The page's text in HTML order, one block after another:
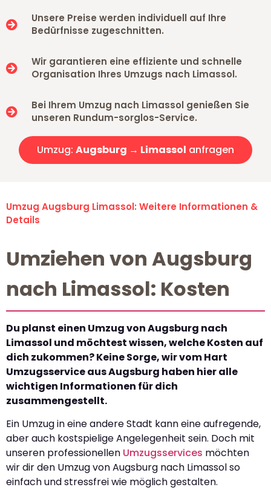
Unsere Preise werden individuell auf Ihre
Bedürfnisse zugeschnitten.
Wir garantieren eine effiziente und schnelle
Organisation Ihres Umzugs nach Limassol.
Bei Ihrem Umzug nach Limassol genießen Sie
unseren Rundum-sorglos-Service.
Umzug: Augsburg → Limassol anfragen
Umzug Augsburg Limassol: Weitere Informationen &
Details
Umziehen von Augsburg
nach Limassol: Kosten
Du planst einen Umzug von Augsburg nach
Limassol und möchtest wissen, welche Kosten auf
dich zukommen? Keine Sorge, wir vom Hart
Umzugsservice aus Augsburg haben hier alle
wichtigen Informationen für dich
zusammengestellt.
Ein Umzug in eine andere Stadt kann eine aufregende,
aber auch kostspielige Angelegenheit sein. Doch mit
unseren professionellen Umzugsservices möchten
wir dir den Umzug von Augsburg nach Limassol so
einfach und stressfrei wie möglich gestalten.